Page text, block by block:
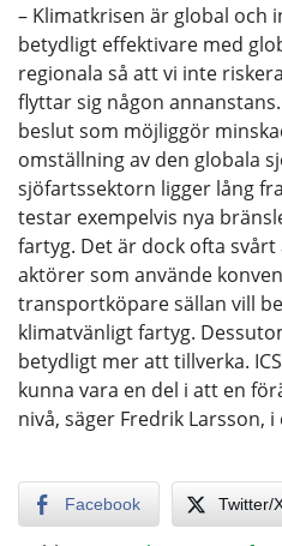
– Klimatkrisen är global och
betydligt effektivare med
regionala så att vi inte
flyttar sig någon
beslut som möjliggör
omställning av den globala
sjöfartssektorn ligger lång
testar exempelvis nya
fartyg. Det är dock ofta
aktörer som använde
transportköpare sällan vill
klimatvänligt fartyg.
betydligt mer att tillverka.
kunna vara en del i att en
nivå, säger Fredrik Larsson,
Facebook Twitter/